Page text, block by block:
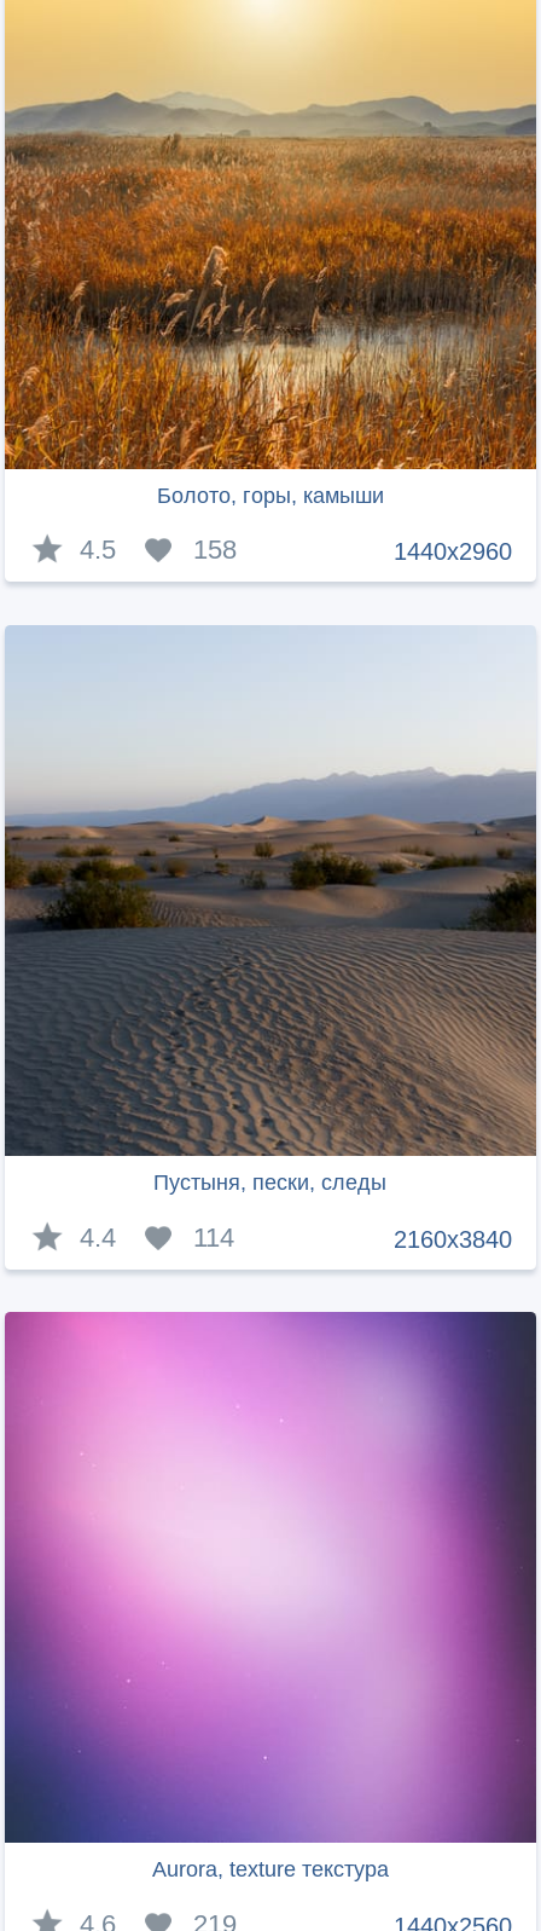
Болото, горы, камыши
1440x2960
4.5 158
Пустыня, пески, следы
2160x3840
4.4 114
Aurora, texture текстура
4.6 219